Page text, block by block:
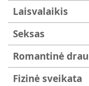
Laisvalaikis
Seksas
Romantinė
Fizinė sveikata